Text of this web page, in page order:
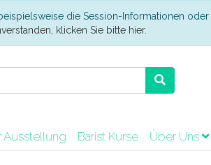
die Session-Informationen
klicken Sie bitte hier.
Ausstellung Barist Kurse Über Uns